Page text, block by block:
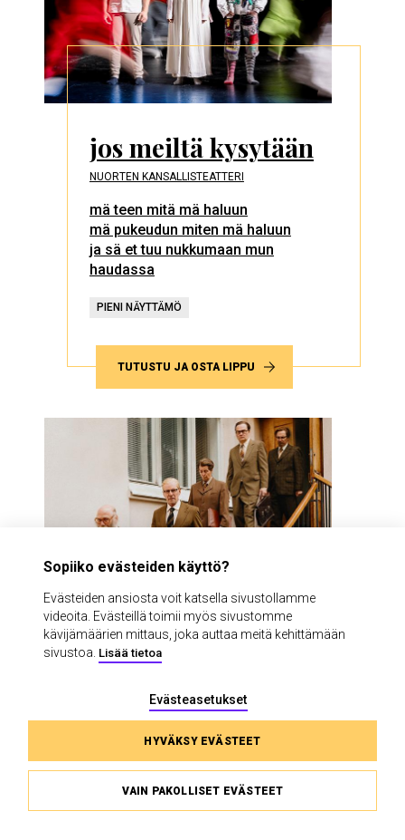
jos meiltä kysytään
NUORTEN KANSALLISTEATTERI
mä teen mitä mä haluun
mä pukeudun miten mä haluun
ja sä et tuu nukkumaan mun
haudassa
PIENI NÄYTTÄMÖ
TUTUSTU JA OSTA LIPPU
Toinen tasavalta
Tarinoita pelon ja toivon
Sopiiko evästeiden käyttö?
Evästeiden ansiosta voit katsella sivustollamme
videoita. Evästeillä toimii myös sivustomme
kävijämäärien mittaus, joka auttaa meitä kehittämään
sivustoa. Lisää tietoa
Evästeasetukset
HYVÄKSY EVÄSTEET
VAIN PAKOLLISET EVÄSTEET